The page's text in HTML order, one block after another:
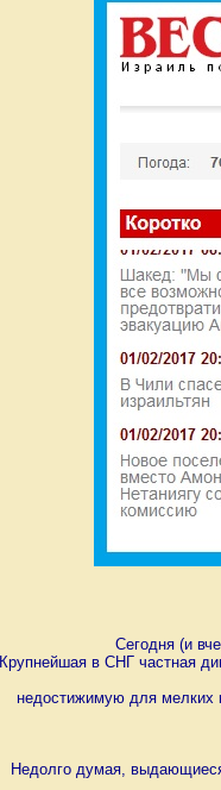
Сегодня (и
Крупнейшая в СНГ частная
недостижимую для мелких
Недолго думая,